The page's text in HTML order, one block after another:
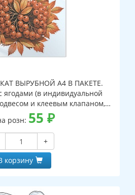
ВЫРУБНОЙ А4 В ПАКЕТЕ.
ягодами (в индивидуальной
и клеевым клапаном,
ВД-лак)
розн: 55 ₽
+
корзину